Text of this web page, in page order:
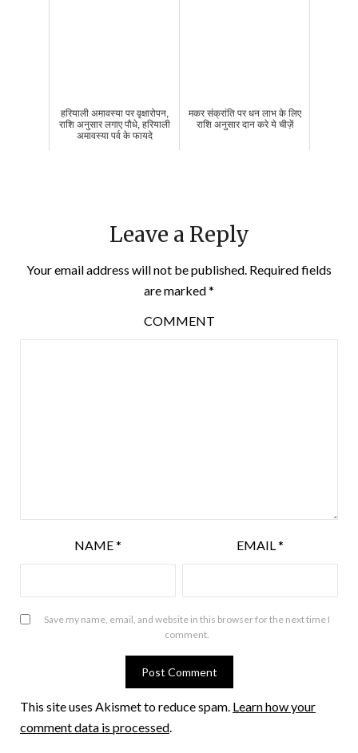
हरियाली अमावस्या पर वृक्षारोपन,
राशि अनुसार लगाए पौधे, हरियाली
अमावस्या पर्व के फायदे
मकर संक्रांति पर धन लाभ के लिए
राशि अनुसार दान करे ये चीज़ें
Leave a Reply
Your email address will not be published. Required fields
are marked*
COMMENT
NAME* EMAIL*
Save my name, email, and website in this browser for the next time I
comment.
This site uses Akismet to reduce spam. Learn how your
comment data is processed.